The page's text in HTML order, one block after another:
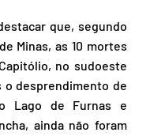
que, segundo
Minas, as 10 mortes
no sudoeste
o desprendimento de
Lago de Furnas e
ainda não foram